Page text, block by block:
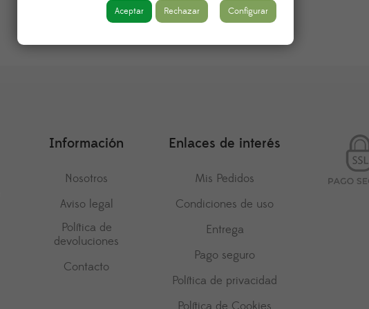
Información
Nosotros
Aviso legal
Política de
devoluciones
Contacto
Enlaces de interés
Mis Pedidos
Condiciones de uso
Entrega
Pago seguro
Política de privacidad
Aceptar Rechazar Configurar